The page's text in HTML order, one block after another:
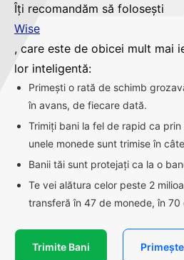
Îți recomandăm să folosești
Wise
, care este de obicei mult mai
lor inteligentă:
Primești o rată de schimb
în avans, de fiecare dată.
Trimiți bani la fel de rapid ca
unele monede sunt trimise în
Banii tăi sunt protejați ca la o
Te vei alătura celor peste 2
transferă în 47 de monede, în 70
Trimite Bani